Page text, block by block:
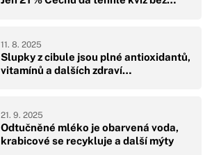
Slupky z cibule jsou plné antioxidantů,
vitamínů a dalších zdraví…
11. 8. 2025
Odtučněné mléko je obarvená voda,
krabicové se recykluje a další mýty
21. 9. 2025